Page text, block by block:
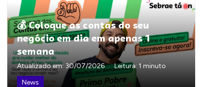
💰 Coloque as contas do seu
negócio em dia em apenas 1
semana
Atualizado em: 30/07/2026
Leitura: 1 minuto
News